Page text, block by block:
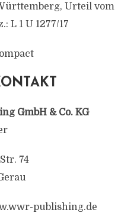
Urteil vom
L 1 U 1277/17
GmbH & Co. KG
74
publishing.de